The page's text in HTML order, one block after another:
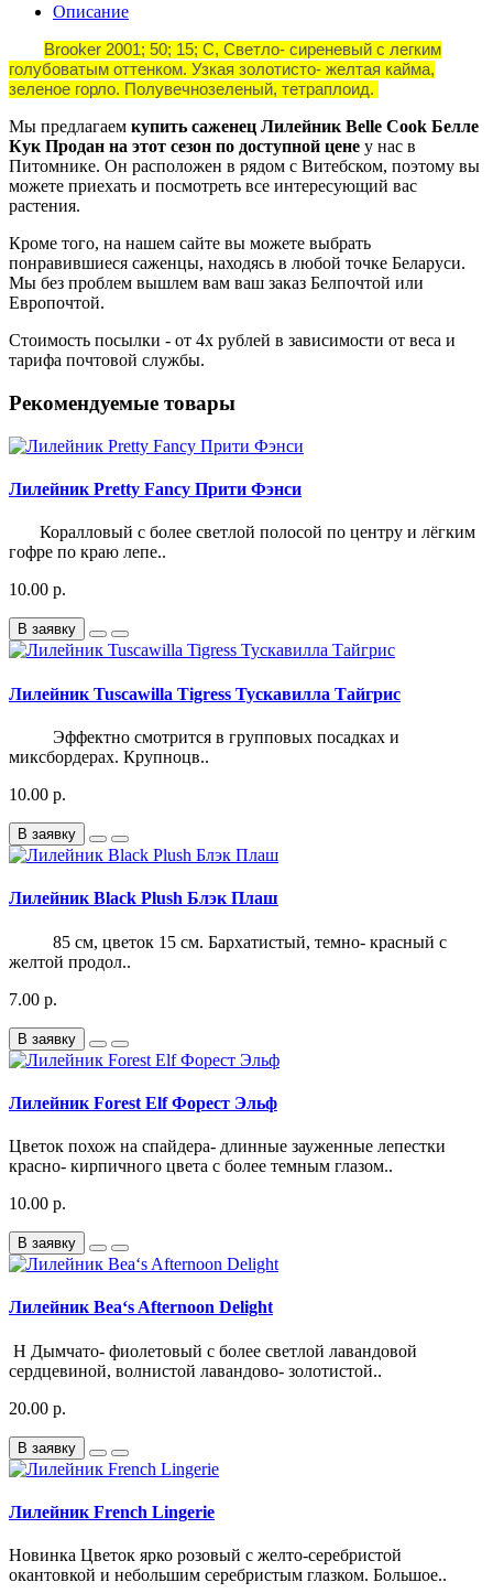
Описание
Brooker 2001; 50; 15; С, Светло- сиреневый с легким
голубоватым оттенком. Узкая золотисто- желтая кайма,
зеленое горло. Полувечнозеленый, тетраплоид.
Мы предлагаем купить саженец Лилейник Belle Сook Белле
Кук Продан на этот сезон по доступной цене у нас в
Питомнике. Он расположен в рядом с Витебском, поэтому вы
можете приехать и посмотреть все интересующий вас
растения.
Кроме того, на нашем сайте вы можете выбрать
понравившиеся саженцы, находясь в любой точке Беларуси.
Мы без проблем вышлем вам ваш заказ Белпочтой или
Европочтой.
Стоимость посылки - от 4х рублей в зависимости от веса и
тарифа почтовой службы.
Рекомендуемые товары
Лилейник Pretty Fancy Прити Фэнси
Коралловый с более светлой полосой по центру и лёгким
гофре по краю лепе..
10.00 р.
В заявку
Лилейник Tuscawilla Tigress Тускавилла Тайгрис
Эффектно смотрится в групповых посадках и
миксбордерах. Крупноцв..
10.00 р.
В заявку
Лилейник Black Plush Блэк Плаш
85 см, цветок 15 см. Бархатистый, темно- красный с
желтой продол..
7.00 р.
В заявку
Лилейник Forest Elf Форест Эльф
Цветок похож на спайдера- длинные зауженные лепестки
красно- кирпичного цвета с более темным глазом..
10.00 р.
В заявку
Лилейник Bea‘s Afternoon Delight
Н Дымчато- фиолетовый с более светлой лавандовой
сердцевиной, волнистой лавандово- золотистой..
20.00 р.
В заявку
Лилейник French Lingerie
Новинка Цветок ярко розовый с желто-серебристой
окантовкой и небольшим серебристым глазком. Большое..